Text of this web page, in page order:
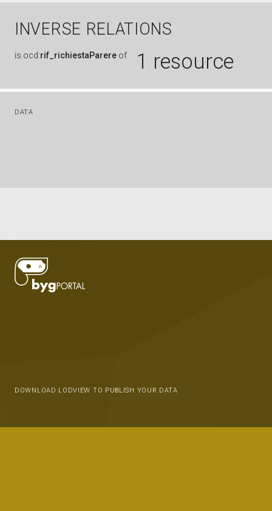
INVERSE RELATIONS
is ocd:rif_richiestaParere of 1 resource
DATA
DOWNLOAD LODVIEW TO PUBLISH YOUR DATA